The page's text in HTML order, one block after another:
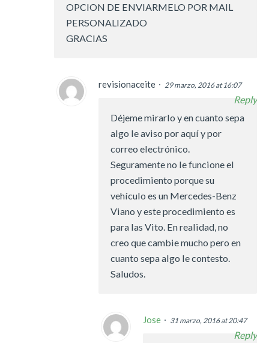
OPCION DE ENVIARMELO POR MAIL
PERSONALIZADO
GRACIAS
revisionaceite 29 marzo, 2016 at 16:07
Reply
Déjeme mirarlo y en cuanto sepa
algo le aviso por aquí y por
correo electrónico.
Seguramente no le funcione el
procedimiento porque su
vehículo es un Mercedes-Benz
Viano y este procedimiento es
para las Vito. En realidad, no
creo que cambie mucho pero en
cuanto sepa algo le contesto.
Saludos.
Jose 31 marzo, 2016 at 20:47
Reply